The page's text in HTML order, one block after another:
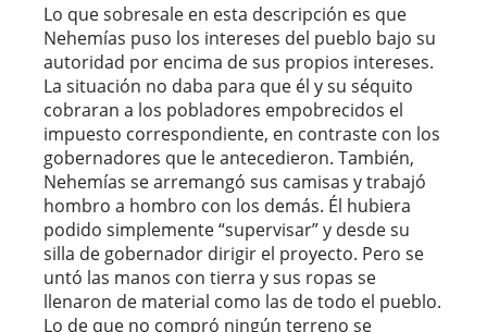
Lo que sobresale en esta descripción es que
Nehemías puso los intereses del pueblo bajo su
autoridad por encima de sus propios intereses.
La situación no daba para que él y su séquito
cobraran a los pobladores empobrecidos el
impuesto correspondiente, en contraste con los
gobernadores que le antecedieron. También,
Nehemías se arremangó sus camisas y trabajó
hombro a hombro con los demás. Él hubiera
podido simplemente “supervisar” y desde su
silla de gobernador dirigir el proyecto. Pero se
untó las manos con tierra y sus ropas se
llenaron de material como las de todo el pueblo.
Lo de que no compró ningún terreno se